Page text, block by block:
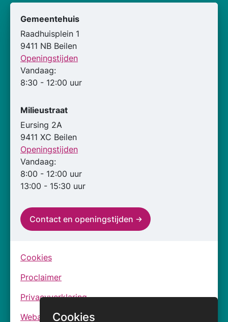
Gemeentehuis
Raadhuisplein 1
9411 NB Beilen
Openingstijden
Vandaag:
8:30 - 12:00 uur
Milieustraat
Eursing 2A
9411 XC Beilen
Openingstijden
Vandaag:
8:00 - 12:00 uur
13:00 - 15:30 uur
Contact en openingstijden
Cookies
Proclaimer
Privacyverklaring
WebarchiefCookies